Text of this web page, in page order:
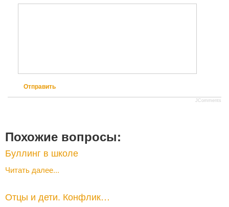
Отправить
JComments
Похожие вопросы:
Буллинг в школе
Читать далее...
Отцы и дети. Конфлик…